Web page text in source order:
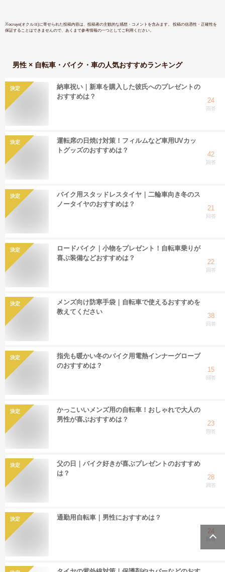
プル 飲食
※ocruyo(オクルヨ)に寄せられた投稿内容は、投稿者の主観的な感想・コメントを含みます。 投稿の信憑性・正確性を
保証することはできませんので、あくまで参考情報の一つとしてご利用ください。
男性 × 自転車・バイク・車の人気おすすめランキング
決定
納車祝い｜新車を購入した彼氏へのプレゼントの
おすすめは？
24
回答
決定
運転席の日焼け対策！フィルムなど車用UVカッ
トグッズのおすすめは？
42
回答
決定
バイク用スタッドレスタイヤ｜二輪車向き冬のス
ノータイヤのおすすめは？
21
回答
決定
ロードバイク｜小物をプレゼント！自転車乗りが
喜ぶ装備などおすすめは？
22
回答
決定
メンズ向け防寒手袋｜自転車で使えるおすすめを
教えてください
38
回答
決定
指先も暖かい冬のバイク用電熱インナーグローブ
のおすすめは？
15
回答
決定
かっこいいメンズ用の自転車！おしゃれで大人の
男性が喜ぶおすすめは？
23
回答
決定
父の日｜バイク好きが喜ぶプレゼントのおすすめ
は？
28
回答
決定
通勤用自転車｜男性におすすめは？
24
回答